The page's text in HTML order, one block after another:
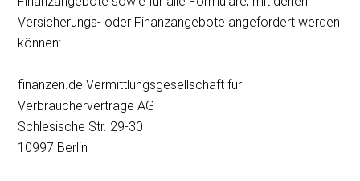
Versicherungs- oder Finanzangebote angefordert werden
können:
finanzen.de Vermittlungsgesellschaft für
Verbraucherverträge AG
Schlesische Str. 29-30
10997 Berlin